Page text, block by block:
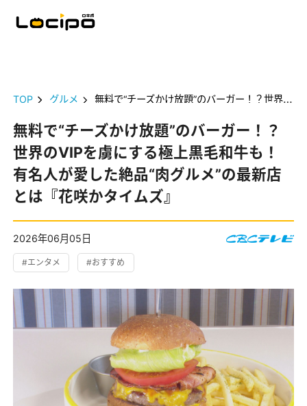
TOP グルメ 無料で“チーズかけ放題”のバーガー！？世界のVIPを虜にする極上黒毛和牛も！有名人が愛した絶品“肉グルメ”の最新店とは『花咲かタイムズ』
無料で“チーズかけ放題”のバーガー！？
世界のVIPを虜にする極上黒毛和牛も！
有名人が愛した絶品“肉グルメ”の最新店
とは『花咲かタイムズ』
2026年06月05日
#エンタメ #おすすめ